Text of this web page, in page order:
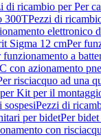
di ricambio per Per
300TPezzi di
elettronico
Sigma 12 cmPer
funzionamento a
con azionamento
risciacquo ad una
Kit per il
sospesiPezzi di
per bidetPer
con